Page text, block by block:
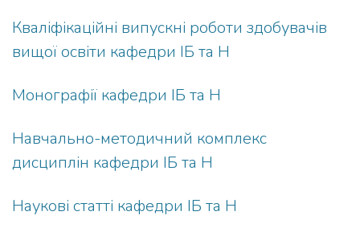
Кваліфікаційні випускні роботи здобувачів
вищої освіти кафедри ІБ та Н
Монографії кафедри ІБ та Н
Навчально-методичний комплекс
дисциплін кафедри ІБ та Н
Наукові статті кафедри ІБ та Н